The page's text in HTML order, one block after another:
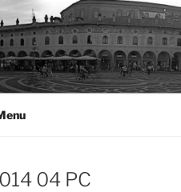
di Vigevano
04 PC